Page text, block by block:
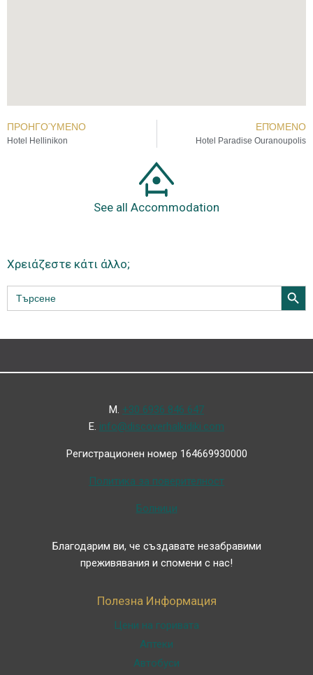
ΠΡΟΗΓΟΎΜΕΝΟ
Hotel Hellinikon
ΕΠΌΜΕΝΟ
Hotel Paradise Ouranoupolis
See all Accommodation
Χρειάζεστε κάτι άλλο;
Search
for:
Search
Μ. +30 6936 846 647
Ε. info@discoverhalkidiki.com
Регистрационен номер 164669930000
Политика за поверителност
Болници
Благодарим ви, че създавате незабравими
преживявания и спомени с нас!
Полезна Информация
Цени на горивата
Аптеки
Автобуси